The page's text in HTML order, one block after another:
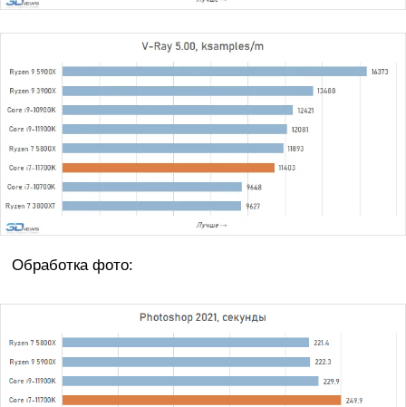
Обработка фото: